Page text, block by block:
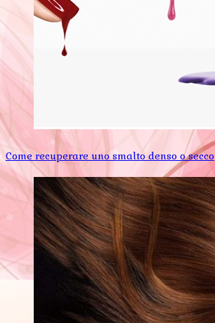
Come recuperare uno smalto denso o secco